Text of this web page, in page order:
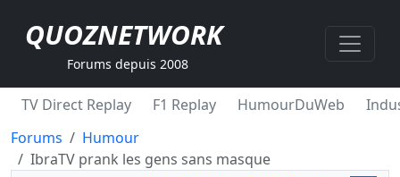
QUOZNETWORK
Forums depuis 2008
TV Direct Replay F1 Replay HumourDuWeb
Forums
Humour
IbraTV prank les gens sans masque